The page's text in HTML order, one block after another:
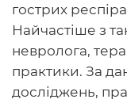
гострих
Найчастіше з
невролога,
практики. За
досліджень,